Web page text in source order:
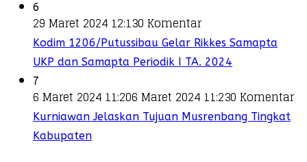
6
29 Maret 2024 12:130 Komentar
Kodim 1206/Putussibau Gelar Rikkes Samapta
UKP dan Samapta Periodik I TA. 2024
7
6 Maret 2024 11:206 Maret 2024 11:230 Komentar
Kurniawan Jelaskan Tujuan Musrenbang Tingkat
Kabupaten